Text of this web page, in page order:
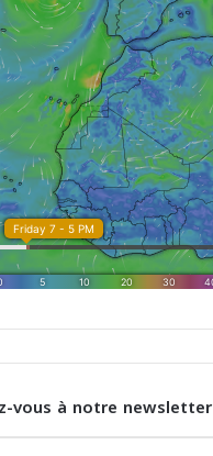
vous à notre newsletter